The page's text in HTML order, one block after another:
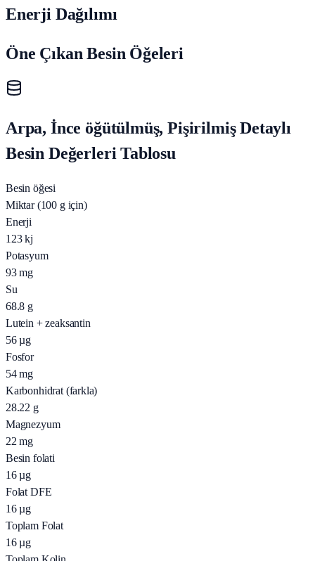
Enerji Dağılımı
Öne Çıkan Besin Öğeleri
Arpa, İnce öğütülmüş, Pişirilmiş Detaylı
Besin Değerleri Tablosu
Besin öğesi
Miktar (100 g için)
Enerji
123 kj
Potasyum
93 mg
Su
68.8 g
Lutein + zeaksantin
56 µg
Fosfor
54 mg
Karbonhidrat (farkla)
28.22 g
Magnezyum
22 mg
Besin folati
16 µg
Folat DFE
16 µg
Toplam Folat
16 µg